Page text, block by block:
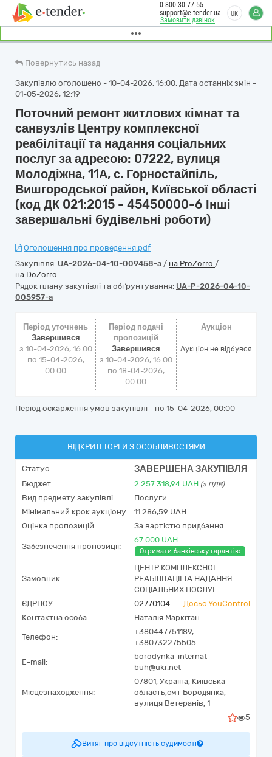
Замовити дзвінок
0 800 30 77 55
support@e-tender.ua
UK
Повернутись назад
Закупівлю оголошено - 10-04-2026, 16:00. Дата останніх змін -
01-05-2026, 12:19
Поточний ремонт житлових кімнат та
санвузлів Центру комплексної
реабілітації та надання соціальних
послуг за адресою: 07222, вулиця
Молодіжна, 11А, с. Горностайпіль,
Вишгородської район, Київської області
(код ДК 021:2015 - 45450000-6 Інші
завершальні будівельні роботи)
Оголошення про проведення.pdf
Закупівля: UA-2026-04-10-009458-a / на ProZorro /
на DoZorro
Рядок плану закупівлі та обґрунтування: UA-P-2026-04-10-
005957-a
Період уточнень
Завершився
з 10-04-2026, 16:00
по 15-04-2026,
00:00
Період подачі
пропозицій
Завершився
з 10-04-2026, 16:00
по 18-04-2026,
00:00
Аукціон
Аукціон не відбувся
Період оскарження умов закупівлі - по 15-04-2026, 00:00
ВІДКРИТІ ТОРГИ З ОСОБЛИВОСТЯМИ
Статус: ЗАВЕРШЕНА ЗАКУПІВЛЯ
Бюджет: 2 257 318,94 UAH (з ПДВ)
Вид предмету закупівлі:
Послуги
Мінімальний крок аукціону:
11 286,59 UAH
Оцінка пропозицій:
За вартістю придбання
Забезпечення пропозиції:
67 000 UAH
Отримати банківську гарантію
Замовник:
ЦЕНТР КОМПЛЕКСНОЇ
РЕАБІЛІТАЦІЇ ТА НАДАННЯ
СОЦІАЛЬНИХ ПОСЛУГ
ЄДРПОУ:
02770104
Досьє YouControl
Контактна особа:
Наталія Маркітан
Телефон:
+380447751189,
+380732275505
E-mail:
borodynka-internat-
buh@ukr.net
Місцезнаходження:
07801, Україна, Київська
область,смт Бородянка,
вулиця Ветеранів, 1
5
Витяг про відсутність судимості